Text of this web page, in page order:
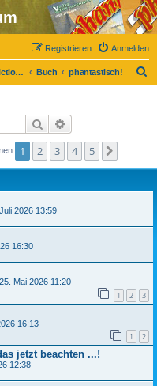
Anmelden
Registrieren
Science Fiction, Fantasy und Co. Buch phantastisch!
Suche
1 2 3 4 5
2026 13:59
16:30
25. Mai 2026 11:20
1 2 3
16:13
1 2
jetzt beachten ...!
12:38